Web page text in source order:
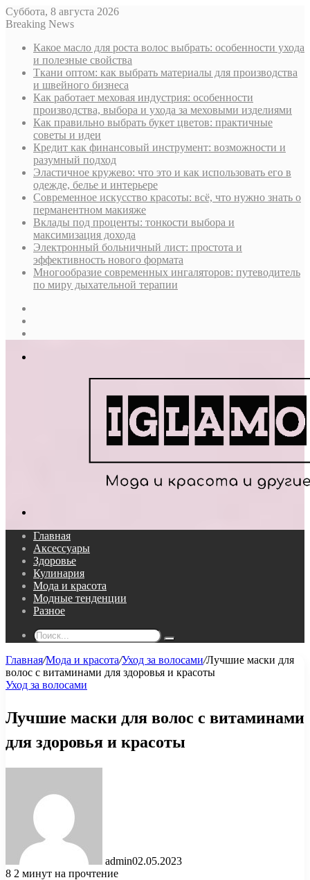
Суббота, 8 августа 2026
Breaking News
Какое масло для роста волос выбрать: особенности ухода
и полезные свойства
Ткани оптом: как выбрать материалы для производства
и швейного бизнеса
Как работает меховая индустрия: особенности
производства, выбора и ухода за меховыми изделиями
Как правильно выбрать букет цветов: практичные
советы и идеи
Кредит как финансовый инструмент: возможности и
разумный подход
Эластичное кружево: что это и как использовать его в
одежде, белье и интерьере
Современное искусство красоты: всё, что нужно знать о
перманентном макияже
Вклады под проценты: тонкости выбора и
максимизация дохода
Электронный больничный лист: простота и
эффективность нового формата
Многообразие современных ингаляторов: путеводитель
по миру дыхательной терапии
Главная
Аксессуары
Здоровье
Кулинария
Мода и красота
Модные тенденции
Разное
Поиск...
Главная/Мода и красота/Уход за волосами/Лучшие маски для
волос с витаминами для здоровья и красоты
Уход за волосами
Лучшие маски для волос с витаминами
для здоровья и красоты
admin02.05.2023
8 2 минут на прочтение